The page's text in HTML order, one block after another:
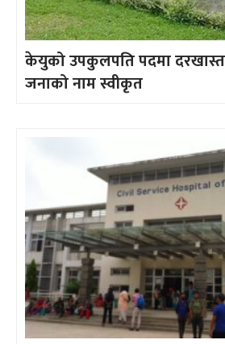
केयुको उपकुलपति पदमा
जनाको नाम स्वीकृत